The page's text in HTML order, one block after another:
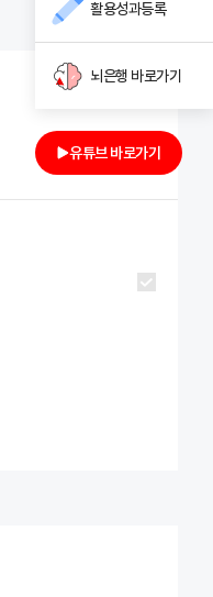
활용성과등록
뇌은행 바로가기
유튜브 바로가기